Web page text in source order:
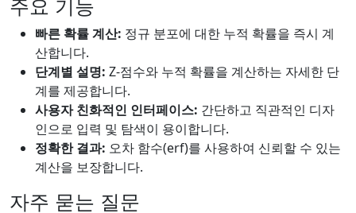
주요 기능
빠른 확률 계산: 정규 분포에 대한 누적 확률을 즉시 계
산합니다.
단계별 설명: Z-점수와 누적 확률을 계산하는 자세한 단
계를 제공합니다.
사용자 친화적인 인터페이스: 간단하고 직관적인 디자
인으로 입력 및 탐색이 용이합니다.
정확한 결과: 오차 함수(erf)를 사용하여 신뢰할 수 있는
계산을 보장합니다.
자주 묻는 질문